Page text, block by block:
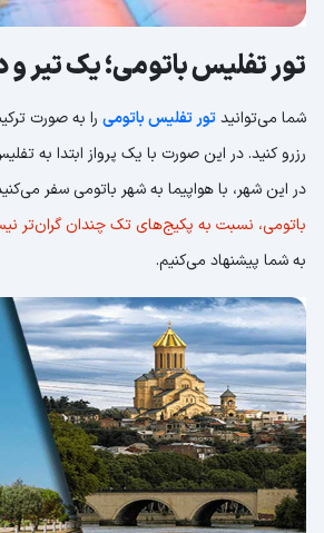
تور تفلیس باتومی؛ یک تیر
شما می‌توانید تور تفلیس باتومی را به صورت
رزرو کنید. در این صورت با یک پرواز ابتدا به
در این شهر، با هواپیما به شهر باتومی سفر
باتومی، نسبت به پکیج‌های تک چندان گران‌تر
به شما پیشنهاد می‌کنیم.